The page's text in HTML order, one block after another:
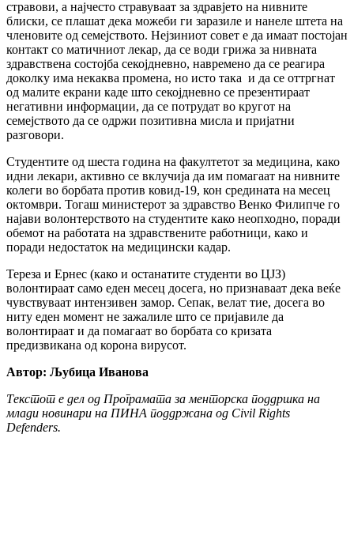
стравови, а најчесто стравуваат за здравјето на нивните
блиски, се плашат дека можеби ги заразиле и нанеле штета на
членовите од семејството. Нејзиниот совет е да имаат постојан
контакт со матичниот лекар, да се води грижа за нивната
здравствена состојба секојдневно, навремено да се реагира
доколку има некаква промена, но исто така и да се оттргнат
од малите екрани каде што секојдневно се презентираат
негативни информации, да се потрудат во кругот на
семејството да се одржи позитивна мисла и пријатни
разговори.
Студентите од шеста година на факултетот за медицина, како
идни лекари, активно се вклучија да им помагаат на нивните
колеги во борбата против ковид-19, кон средината на месец
октомври. Тогаш министерот за здравство Венко Филипче го
најави волонтерството на студентите како неопходно, поради
обемот на работата на здравствените работници, како и
поради недостаток на медицински кадар.
Тереза и Ернес (како и останатите студенти во ЦЈЗ)
волонтираат само еден месец досега, но признаваат дека веќе
чувствуваат интензивен замор. Сепак, велат тие, досега во
ниту еден момент не зажалиле што се пријавиле да
волонтираат и да помагаат во борбата со кризата
предизвикана од корона вирусот.
Автор: Љубица Иванова
Текстот е дел од Програмата за менторска поддршка на
млади новинари на ПИНА поддржана од Civil Rights
Defenders.